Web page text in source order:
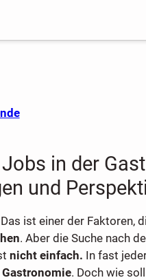
in der
und
Das ist einer der Faktoren,
. Aber die Suche nach
nicht einfach. In fast
Gastronomie. Doch wie